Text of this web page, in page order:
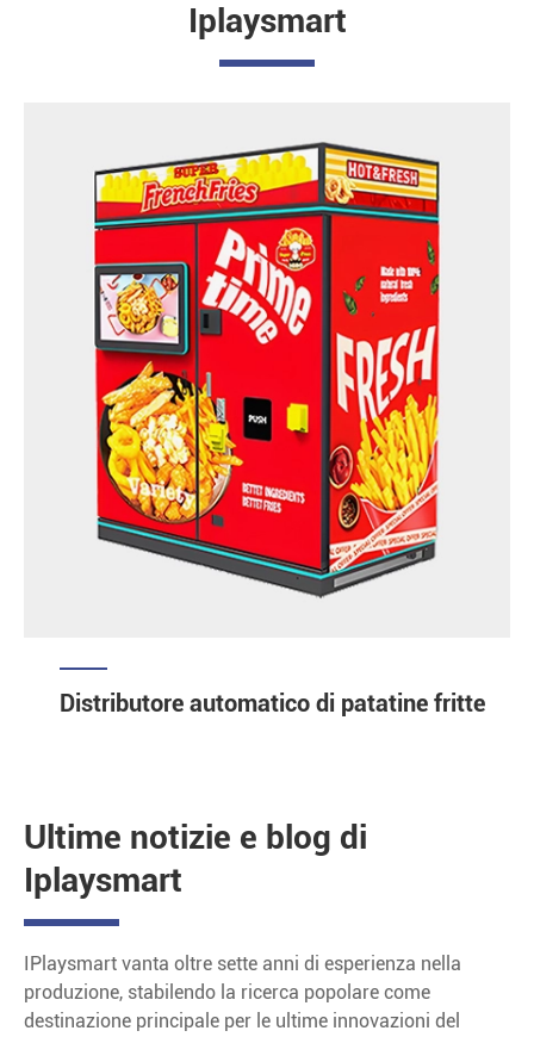
Iplaysmart
Distributore automatico di patatine fritte
Ultime notizie e blog di
Iplaysmart
IPlaysmart vanta oltre sette anni di esperienza nella
produzione, stabilendo la ricerca popolare come
destinazione principale per le ultime innovazioni del